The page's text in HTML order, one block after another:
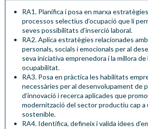
RA1. Planifica i posa en marxa
processos selectius d’ocupació que li
seves possibilitats d’inserció laboral.
RA2. Aplica estratègies relacionades
personals, socials i emocionals per al
seva iniciativa emprenedora i la millora de
ocupabilitat.
RA3. Posa en pràctica les habilitats
necessàries per al desenvolupament de
d’innovació i recerca aplicades que
modernització del sector productiu cap a
sostenible.
RA4. Identifica, defineix i valida idees